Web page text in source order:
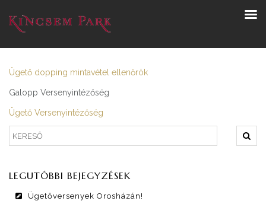
Ügető dopping mintavétel ellenőrök
Galopp Versenyintézőség
Ügető Versenyintézőség
LEGUTÓBBI BEJEGYZÉSEK
Ügetőversenyek Orosházán!